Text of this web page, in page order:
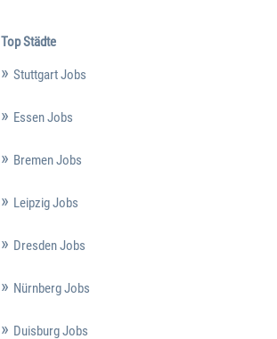
Top Städte
Stuttgart Jobs
Essen Jobs
Bremen Jobs
Leipzig Jobs
Dresden Jobs
Nürnberg Jobs
Duisburg Jobs